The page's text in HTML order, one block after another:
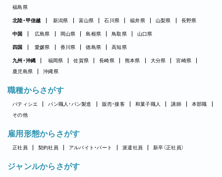
福島県
北陸・甲信越 新潟県 富山県 石川県 福井県 山梨県 長野県
中国 広島県 岡山県 島根県 鳥取県 山口県
四国 愛媛県 香川県 徳島県 高知県
九州・沖縄 福岡県 佐賀県 長崎県 熊本県 大分県
宮崎県
鹿児島県
沖縄県
職種からさがす
パティシエ パン職人・パン製造 販売・接客 和菓子職人 講師
本部職
その他
雇用形態からさがす
正社員 契約社員 アルバイト・パート 派遣社員 新卒（正社員）
ジャンルからさがす